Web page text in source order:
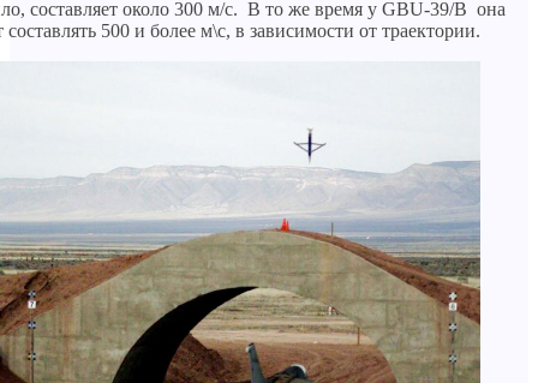
составляет около 300 м/с. В то же время у GBU-39/B она
500 и более м\с, в зависимости от траектории.